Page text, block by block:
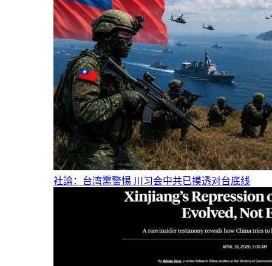
社論：台湾需警惕 川习会中共已摸透对台底线